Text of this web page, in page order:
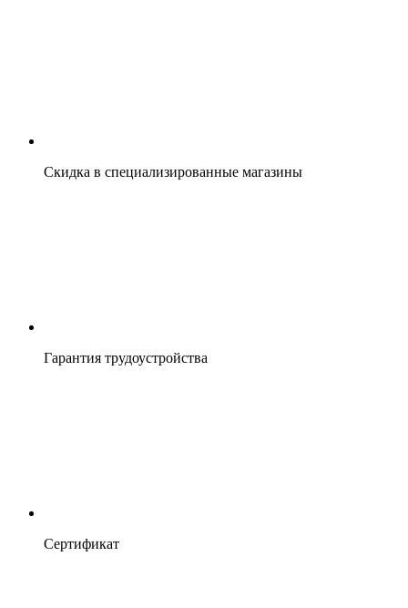
Скидка в специализированные магазины
Гарантия трудоустройства
Сертификат